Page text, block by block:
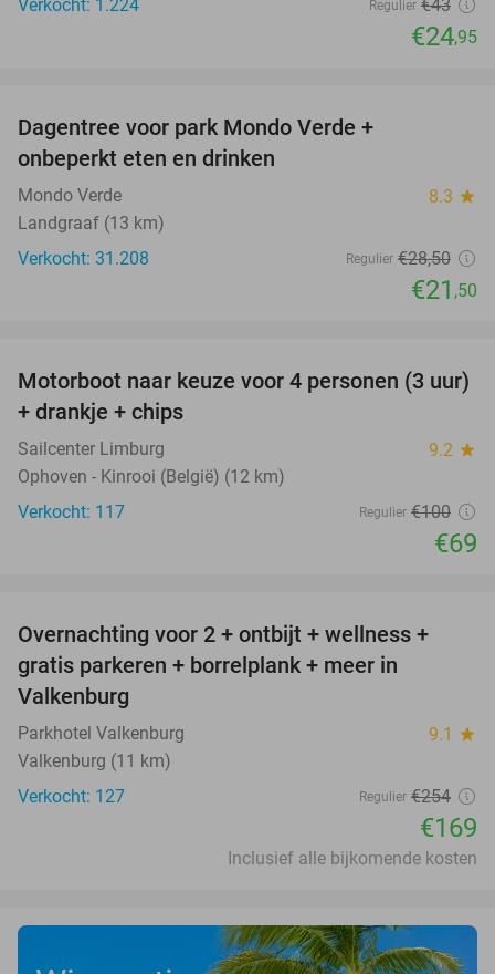
Verkocht: 1.224
Regulier €43
€24,95
Dagentree voor park Mondo Verde +
onbeperkt eten en drinken
Mondo Verde 8.3 star
Landgraaf (13 km)
Verkocht: 31.208
Regulier €28,50
€21 ,50
31%
Motorboot naar keuze voor 4 personen (3 uur)
+ drankje + chips
Sailcenter Limburg 9.2 star
Ophoven - Kinrooi (België) (12 km)
Verkocht: 117
Regulier €100
€69
33%
Overnachting voor 2 + ontbijt + wellness +
gratis parkeren + borrelplank + meer in
Valkenburg
Parkhotel Valkenburg 9.1 star
Valkenburg (11 km)
Verkocht: 127
Regulier €254
€169
Inclusief alle bijkomende kosten